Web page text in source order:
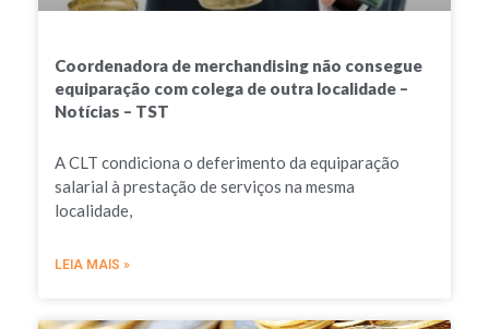
Coordenadora de merchandising não consegue
equiparação com colega de outra localidade –
Notícias – TST
A CLT condiciona o deferimento da equiparação
salarial à prestação de serviços na mesma
localidade,
LEIA MAIS »